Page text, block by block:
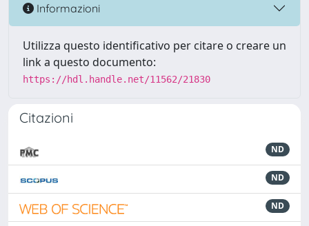
Informazioni
Utilizza questo identificativo per citare o creare un
link a questo documento:
https://hdl.handle.net/11562/21830
Citazioni
ND
ND
ND